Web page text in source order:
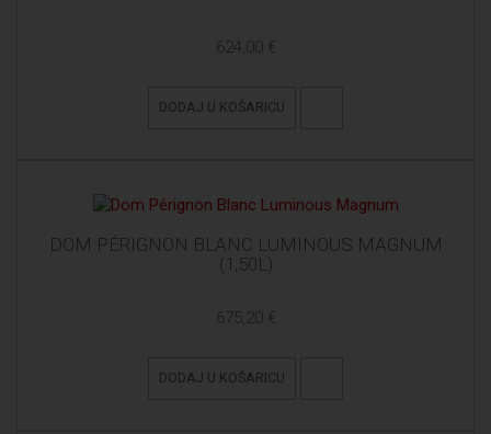
624,00 €
DODAJ U KOŠARICU
DOM PÉRIGNON BLANC LUMINOUS MAGNUM
(1,50L)
675,20 €
DODAJ U KOŠARICU